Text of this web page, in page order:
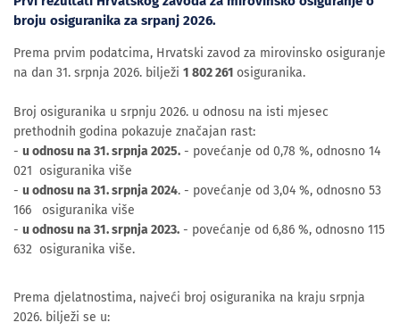
broju osiguranika za srpanj 2026.
Prema prvim podatcima, Hrvatski zavod za mirovinsko osiguranje
na dan 31. srpnja 2026. bilježi 1 802 261 osiguranika.
Broj osiguranika u srpnju 2026. u odnosu na isti mjesec
prethodnih godina pokazuje značajan rast:
- u odnosu na 31. srpnja 2025. - povećanje od 0,78 %, odnosno 14
021 osiguranika više
- u odnosu na 31. srpnja 2024. - povećanje od 3,04 %, odnosno 53
166 osiguranika više
- u odnosu na 31. srpnja 2023. - povećanje od 6,86 %, odnosno 115
632 osiguranika više.
Prema djelatnostima, najveći broj osiguranika na kraju srpnja
2026. bilježi se u: